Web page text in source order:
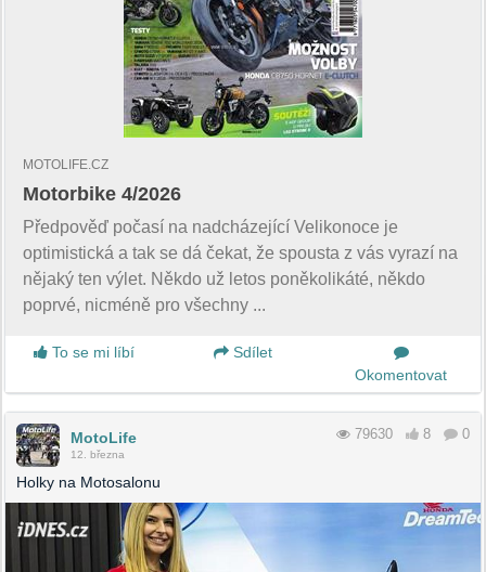
MOTOLIFE.CZ
Motorbike 4/2026
Předpověď počasí na nadcházející Velikonoce je
optimistická a tak se dá čekat, že spousta z vás vyrazí na
nějaký ten výlet. Někdo už letos poněkolikáté, někdo
poprvé, nicméně pro všechny ...
To se mi líbí
Sdílet
Okomentovat
MotoLife
12. března
79630 8 0
Holky na Motosalonu